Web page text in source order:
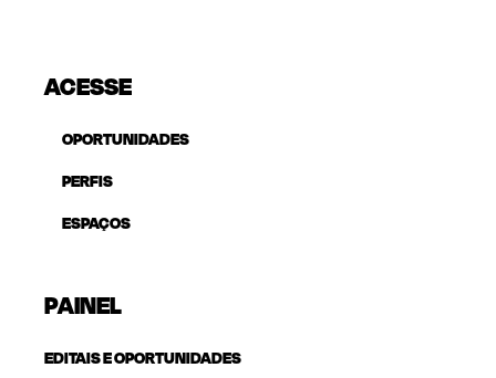
ACESSE
OPORTUNIDADES
PERFIS
ESPAÇOS
PAINEL
EDITAIS E OPORTUNIDADES